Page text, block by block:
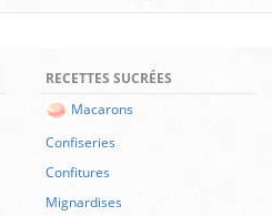
RECETTES SUCRÉES
Macarons
Confiseries
Confitures
Mignardises